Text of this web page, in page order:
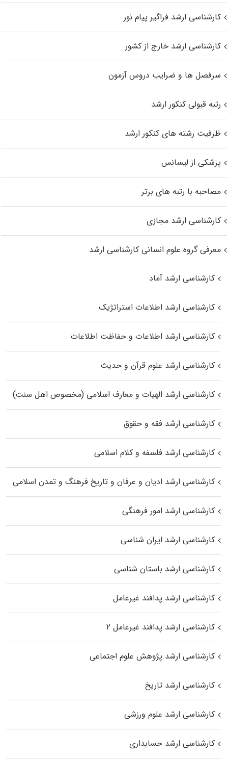
کارشناسی ارشد فراگیر پیام نور
کارشناسی ارشد خارج از کشور
سرفصل ها و ضرایب دروس آزمون
رتبه قبولی کنکور ارشد
ظرفیت رشته های کنکور ارشد
پزشکی از لیسانس
مصاحبه با رتبه های برتر
کارشناسی ارشد مجازی
معرفی گروه علوم انسانی کارشناسی ارشد
کارشناسی ارشد آماد
کارشناسی ارشد اطلاعات استراتژیک
کارشناسی ارشد اطلاعات و حفاظت اطلاعات
کارشناسی ارشد علوم قرآن و حدیث
کارشناسی ارشد الهیات و معارف اسلامی (مخصوص اهل سنت)
کارشناسی ارشد فقه و حقوق
کارشناسی ارشد فلسفه و کلام اسلامی
کارشناسی ارشد ادیان و عرفان و تاریخ فرهنگ و تمدن اسلامی
کارشناسی ارشد امور فرهنگی
کارشناسی ارشد ایران شناسی
کارشناسی ارشد باستان شناسی
کارشناسی ارشد پدافند غیرعامل
کارشناسی ارشد پدافند غیرعامل ۲
کارشناسی ارشد پژوهش علوم اجتماعی
کارشناسی ارشد تاریخ
کارشناسی ارشد علوم ورزشی
کارشناسی ارشد حسابداری